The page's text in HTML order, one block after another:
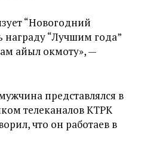
“Новогодний
награду “Лучшим года”
айыл окмоту», —
представлялся в
телеканалов КТРК
что он работаев в